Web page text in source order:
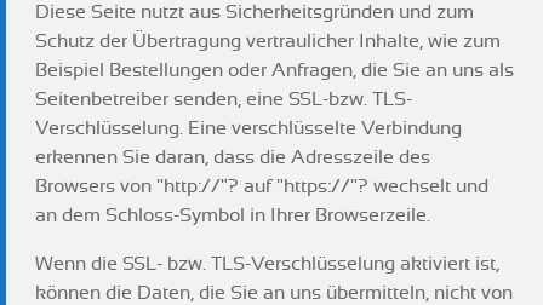
Diese Seite nutzt aus Sicherheitsgründen und zum
Schutz der Übertragung vertraulicher Inhalte, wie zum
Beispiel Bestellungen oder Anfragen, die Sie an uns als
Seitenbetreiber senden, eine SSL-bzw. TLS-
Verschlüsselung. Eine verschlüsselte Verbindung
erkennen Sie daran, dass die Adresszeile des
Browsers von "http://"? auf "https://"? wechselt und
an dem Schloss-Symbol in Ihrer Browserzeile.
Wenn die SSL- bzw. TLS-Verschlüsselung aktiviert ist,
können die Daten, die Sie an uns übermitteln, nicht von